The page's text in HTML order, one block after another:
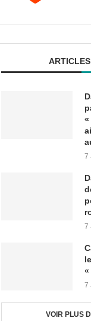
«
7
7
7
VOIR PLUS